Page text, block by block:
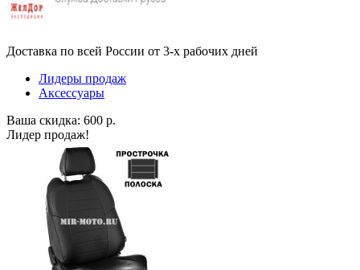
Доставка по всей России от 3-х рабочих дней
Лидеры продаж
Аксессуары
Ваша скидка: 600 р.
Лидер продаж!